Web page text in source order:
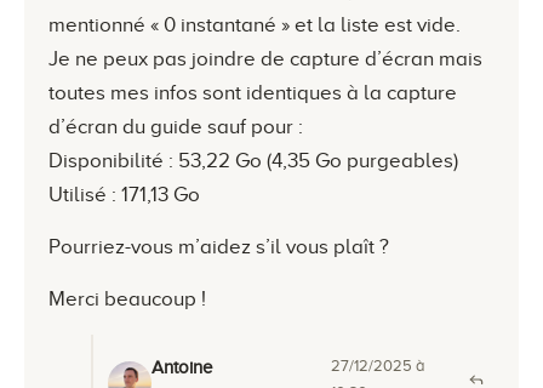
mentionné « 0 instantané » et la liste est vide.
Je ne peux pas joindre de capture d’écran mais
toutes mes infos sont identiques à la capture
d’écran du guide sauf pour :
Disponibilité : 53,22 Go (4,35 Go purgeables)
Utilisé : 171,13 Go
Pourriez-vous m’aidez s’il vous plaît ?
Merci beaucoup !
Antoine
27/12/2025 à